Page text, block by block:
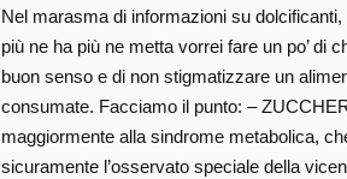
Nel marasma di informazioni su
più ne ha più ne metta vorrei fare un po’ di
buon senso e di non stigmatizzare un
consumate. Facciamo il punto: –
maggiormente alla sindrome metabolica,
sicuramente l’osservato speciale della